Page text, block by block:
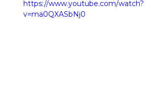
https://www.youtube.com/watch?
v=ma0QXASbNj0